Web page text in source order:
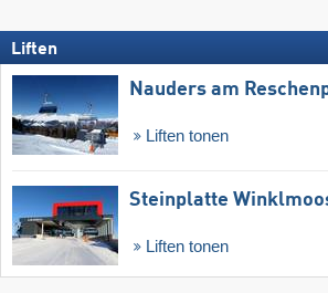
Liften
Nauders am
Liften tonen
Steinplatte
Liften tonen